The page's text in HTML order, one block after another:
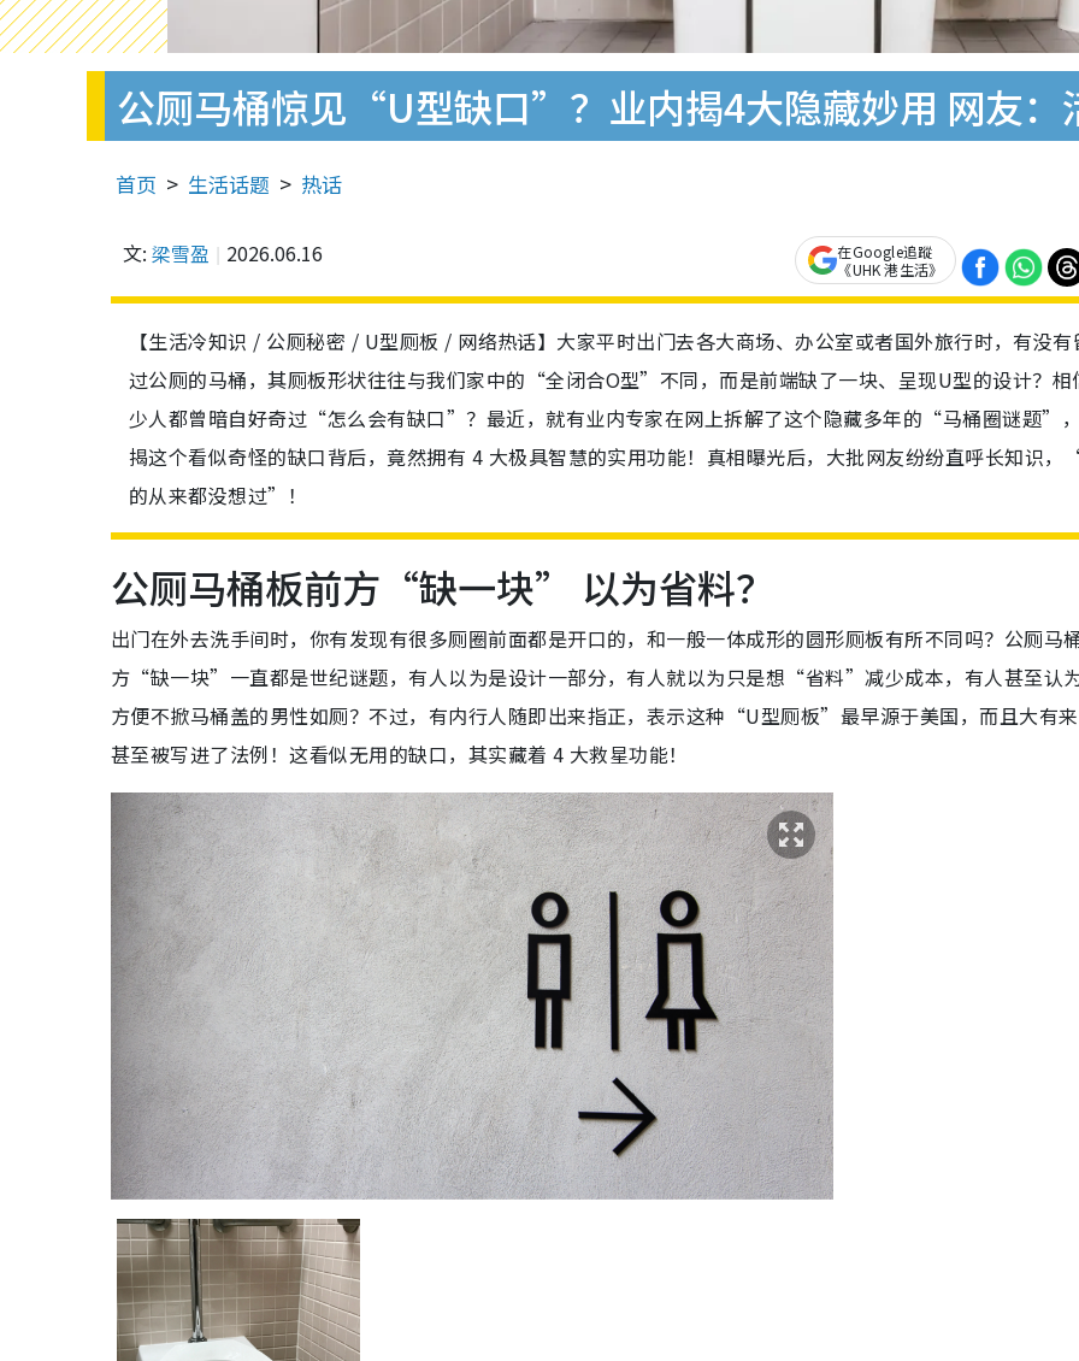
公厕马桶惊见“U型缺口”？业内揭4大隐藏妙用 网友：
首页 生活话题 热话
文: 梁雪盈 2026.06.16
在Google追蹤
《UHK 港生活》
【生活冷知识 / 公厕秘密 / U型厕板 / 网络热话】大家平时出门去各大商场、办公室或者国外旅行时，有没有
过公厕的马桶，其厕板形状往往与我们家中的“全闭合O型”不同，而是前端缺了一块、呈现U型的设计？相
少人都曾暗自好奇过“怎么会有缺口”？最近，就有业内专家在网上拆解了这个隐藏多年的“马桶圈谜题”
揭这个看似奇怪的缺口背后，竟然拥有 4 大极具智慧的实用功能！真相曝光后，大批网友纷纷直呼长知识，
的从来都没想过”！
公厕马桶板前方“缺一块” 以为省料？
出门在外去洗手间时，你有发现有很多厕圈前面都是开口的，和一般一体成形的圆形厕板有所不同吗？公厕马
方“缺一块”一直都是世纪谜题，有人以为是设计一部分，有人就以为只是想“省料”减少成本，有人甚至认
方便不掀马桶盖的男性如厕？不过，有内行人随即出来指正，表示这种“U型厕板”最早源于美国，而且大有
甚至被写进了法例！这看似无用的缺口，其实藏着 4 大救星功能！